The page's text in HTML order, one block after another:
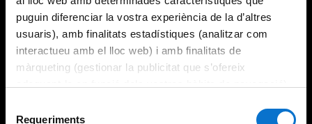
puguin diferenciar la vostra experiència de la d’altres
usuaris), amb finalitats estadístiques (analitzar com
interactueu amb el lloc web) i amb finalitats de
màrqueting (gestionar la publicitat que s’ofereix
consultar laPolítica de galetes del lloc web de la
Requeriments